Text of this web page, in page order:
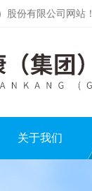
股份有限公司网站！
关于我们